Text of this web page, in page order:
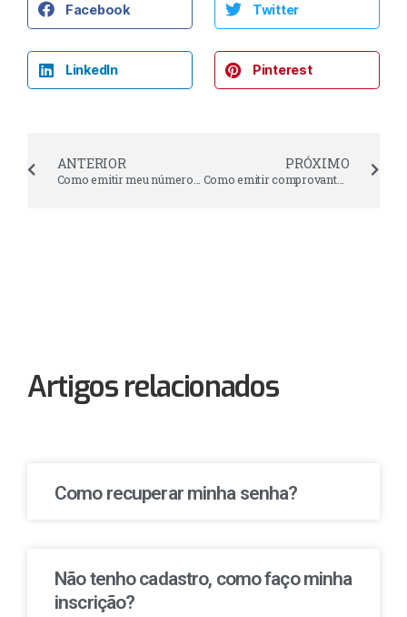
Facebook Twitter
LinkedIn Pinterest
ANTERIOR
Como emitir meu número de peito?
PRÓXIMO
Como emitir comprovante de inscrição
Artigos relacionados
Como recuperar minha senha?
Não tenho cadastro, como faço minha
inscrição?